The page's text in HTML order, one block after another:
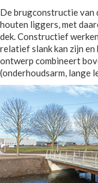
De brugconstructie
houten liggers, met
dek. Constructief
relatief slank kan zijn
ontwerp combineert
(onderhoudsarm, lange